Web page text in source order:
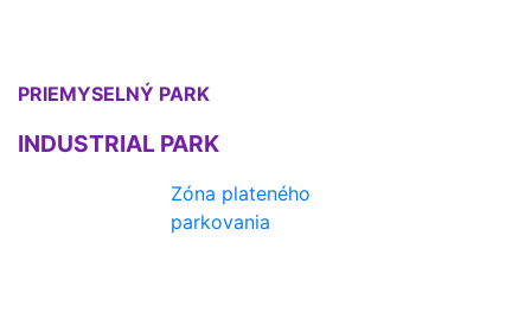
PRIEMYSELNÝ PARK
INDUSTRIAL PARK
Zóna plateného
parkovania